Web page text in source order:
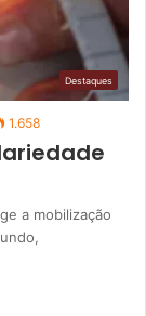
Destaques
1.658
a mobilização